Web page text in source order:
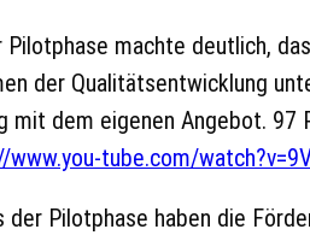
Pilotphase machte deutlich,
der Qualitätsentwicklung
mit dem eigenen Angebot.
www.you-tube.com/
der Pilotphase haben die